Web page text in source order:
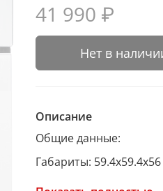
41 990 ₽
Нет в
Описание
Общие данные:
Габариты:
Габариты ниши для